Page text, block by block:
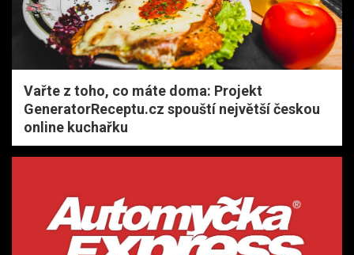
Vařte z toho, co máte doma: Projekt
GeneratorReceptu.cz spouští největší českou
online kuchařku